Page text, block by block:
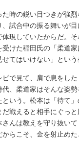
時の鋭い目つきが強
試合中の振る舞いが目
現していたからだ。
けた稲田氏の「柔道家
てはいけない」という
で見て、肩で息をし
代、柔道家はそんな姿
いう。松本は「待て
だ戦えると相手にぐっ
さんは教えを守り抜い
らこそ、金を射止めた